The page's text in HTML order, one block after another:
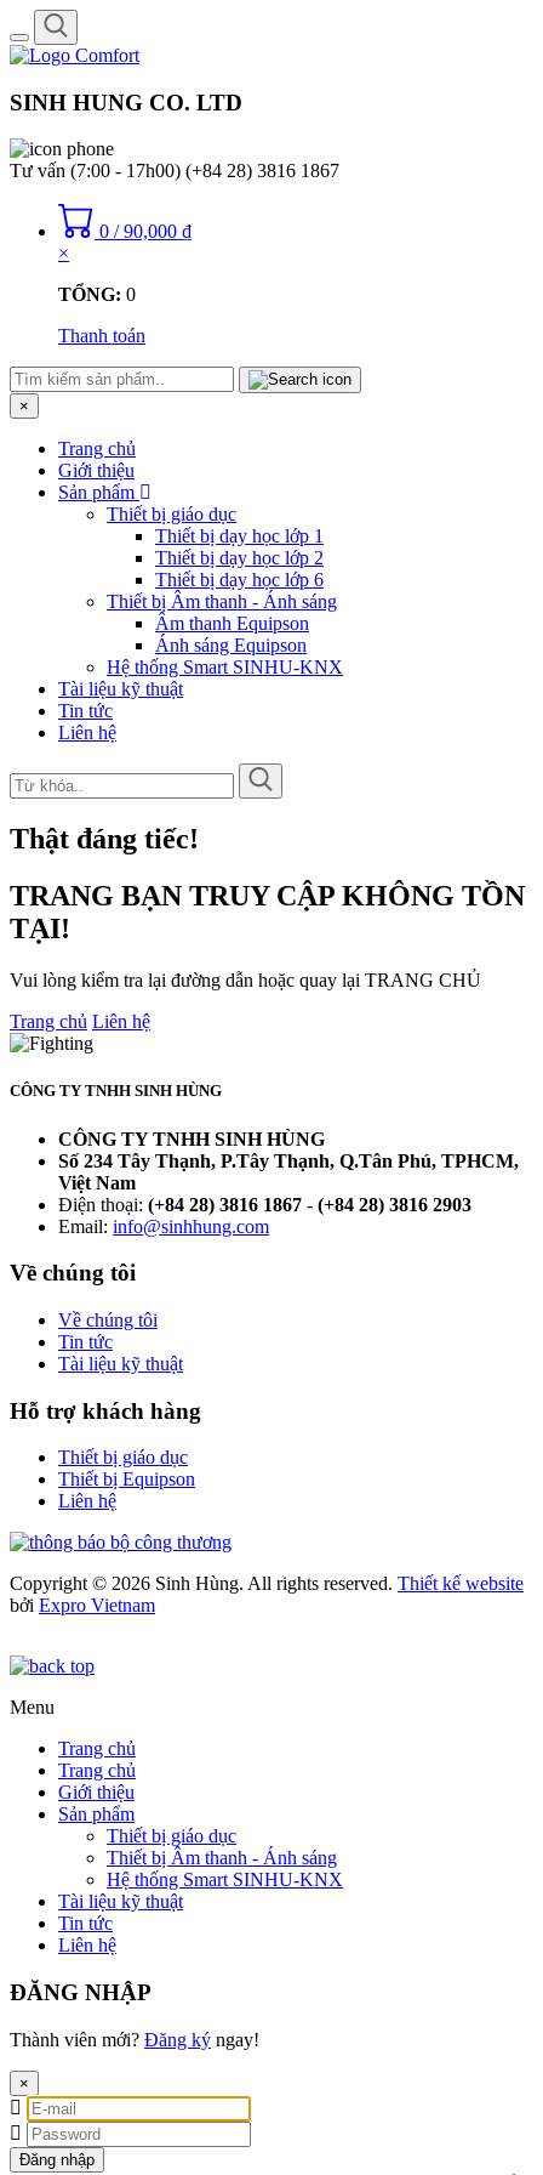
Toggle
navigation
SINH HUNG CO. LTD
Tư vấn (7:00 - 17h00) (+84 28) 3816 1867
0 / 90,000 ₫
×
TỔNG: 0
Thanh toán
×
Trang chủ
Giới thiệu
Sản phẩm
Thiết bị giáo dục
Thiết bị dạy học lớp 1
Thiết bị dạy học lớp 2
Thiết bị dạy học lớp 6
Thiết bị Âm thanh - Ánh sáng
Âm thanh Equipson
Ánh sáng Equipson
Hệ thống Smart SINHU-KNX
Tài liệu kỹ thuật
Tin tức
Liên hệ
Thật đáng tiếc!
TRANG BẠN TRUY CẬP KHÔNG TỒN
TẠI!
Vui lòng kiểm tra lại đường dẫn hoặc quay lại TRANG CHỦ
Trang chủ Liên hệ
CÔNG TY TNHH SINH HÙNG
CÔNG TY TNHH SINH HÙNG
Số 234 Tây Thạnh, P.Tây Thạnh, Q.Tân Phú, TPHCM,
Việt Nam
Điện thoại: (+84 28) 3816 1867 - (+84 28) 3816 2903
Email: info@sinhhung.com
Về chúng tôi
Về chúng tôi
Tin tức
Tài liệu kỹ thuật
Hỗ trợ khách hàng
Thiết bị giáo dục
Thiết bị Equipson
Liên hệ
Copyright © 2026 Sinh Hùng. All rights reserved. Thiết kế website
bởi Expro Vietnam
Menu
Trang chủ
Trang chủ
Giới thiệu
Sản phẩm
Thiết bị giáo dục
Thiết bị Âm thanh - Ánh sáng
Hệ thống Smart SINHU-KNX
Tài liệu kỹ thuật
Tin tức
Liên hệ
ĐĂNG NHẬP
Thành viên mới? Đăng ký ngay!
×
Đăng nhập